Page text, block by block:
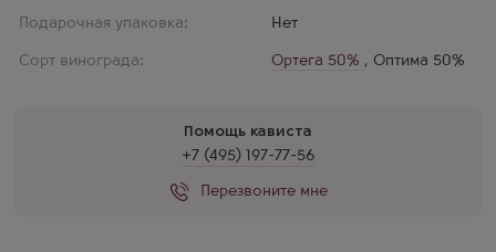
Подарочная упаковка:
Нет
Сорт винограда: Ортега 50%, Оптима 50%
Помощь кависта
+7 (495) 197-77-56
Перезвоните мне